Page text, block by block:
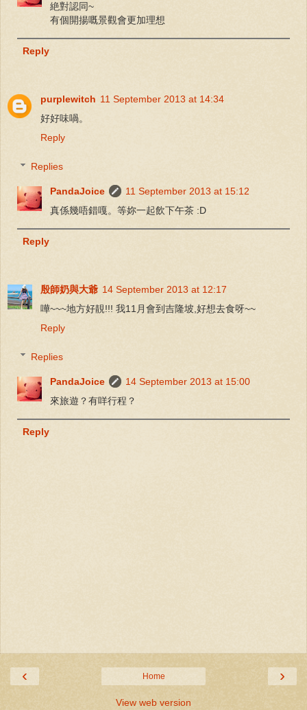
絶對認同~
有個開揚嘅景觀會更加理想
Reply
purplewitch 11 September 2013 at 14:34
好好味喎。
Reply
Replies
PandaJoice
11 September 2013 at 15:12
真係幾唔錯嘎。等妳一起飲下午茶 :D
Reply
殷師奶與大爺 14 September 2013 at 12:17
嘩~~~地方好靚!!! 我11月會到吉隆坡,好想去食呀~~
Reply
Replies
PandaJoice
14 September 2013 at 15:00
來旅遊？有咩行程？
Reply
‹ ›
Home
View web version